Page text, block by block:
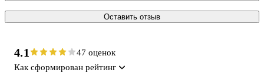
Оставить отзыв
4.1
47 оценок
Как сформирован рейтинг